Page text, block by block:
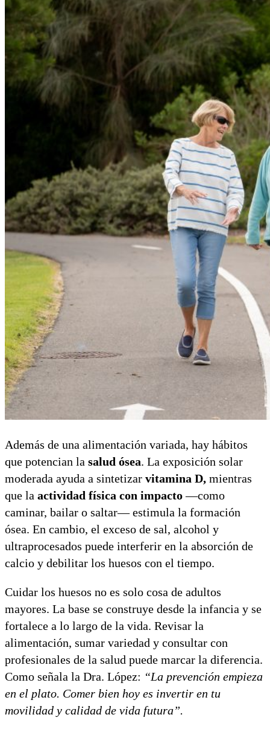
Además de una alimentación variada, hay hábitos
que potencian la salud ósea. La exposición solar
moderada ayuda a sintetizar vitamina D, mientras
que la actividad física con impacto—como
caminar, bailar o saltar— estimula la formación
ósea. En cambio, el exceso de sal, alcohol y
ultraprocesados puede interferir en la absorción de
calcio y debilitar los huesos con el tiempo.
Cuidar los huesos no es solo cosa de adultos
mayores. La base se construye desde la infancia y se
fortalece a lo largo de la vida. Revisar la
alimentación, sumar variedad y consultar con
profesionales de la salud puede marcar la diferencia.
Como señala la Dra. López: “La prevención empieza
en el plato. Comer bien hoy es invertir en tu
movilidad y calidad de vida futura”.